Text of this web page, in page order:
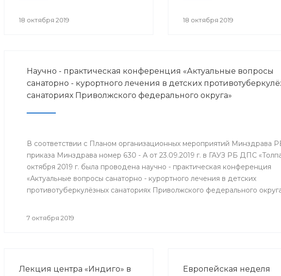
18 октября 2019 18 октября 2019
Научно - практическая конференция «Актуальные вопросы
санаторно - курортного лечения в детских
санаториях Приволжского федерального округа»
В соответствии с Планом организационных мероприятий Минздрава
приказа Минздрава номер 630 - А от 23.09.2019 г. в ГАУЗ РБ ДПС
октября 2019 г. была проводена научно - практическая конференция
«Актуальные вопросы санаторно - курортного лечения в детских
противотуберкулёзных санаториях Приволжского федерального
7 октября 2019
Лекция центра «Индиго» в
Европейская неделя